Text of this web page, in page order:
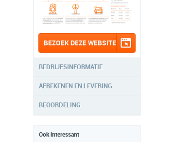
BEZOEK DEZE WEBSITE
BEDRIJFSINFORMATIE
AFREKENEN EN LEVERING
BEOORDELING
Ook interessant